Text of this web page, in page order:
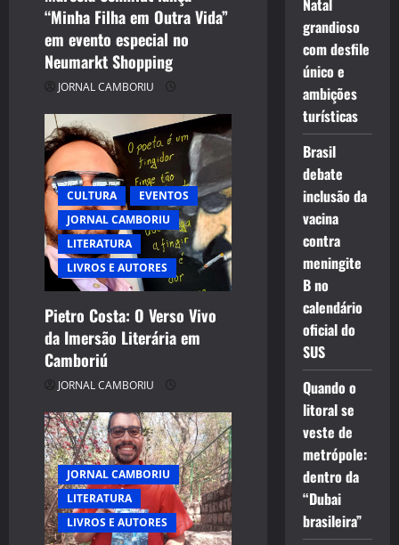
n
“Minha Filha em Outra Vida”
em evento especial no
Neumarkt Shopping
JORNAL CAMBORIU
CULTURA
EVENTOS
JORNAL CAMBORIU
LITERATURA
LIVROS E AUTORES
Pietro Costa: O Verso Vivo
da Imersão Literária em
Camboriú
JORNAL CAMBORIU
JORNAL CAMBORIU
LITERATURA
LIVROS E AUTORES
Natal
grandioso
com desfile
único e
ambições
turísticas
Brasil
debate
inclusão da
vacina
contra
meningite
B no
calendário
oficial do
SUS
Quando o
litoral se
veste de
metrópole:
dentro da
“Dubai
brasileira”